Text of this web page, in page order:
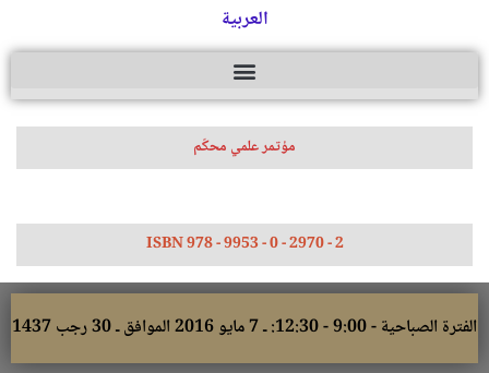
العربية
مؤتمر علمي محكّم
ISBN 978 - 9953 - 0 - 2970 - 2
الفترة الصباحية - 9:00 - 12:30: ـ 7 مايو 2016 الموافق ـ 30 رجب 1437